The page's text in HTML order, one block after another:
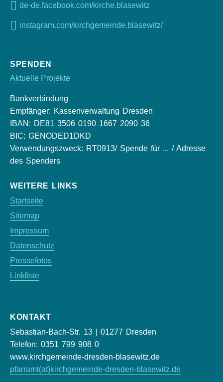
de-de.facebook.com/kirche.blasewitz
instagram.com/kirchgemeinde.blasewitz/
SPENDEN
Aktuelle Projekte
Bankverbindung
Empfänger: Kassenverwaltung Dresden
IBAN: DE81 3506 0190 1667 2090 36
BIC: GENODED1DKD
Verwendungszweck: RT0913/ Spende für ... / Adresse
des Spenders
WEITERE LINKS
Startseite
Sitemap
Impressum
Datenschutz
Pressefotos
Linkliste
KONTAKT
Sebastian-Bach-Str. 13 | 01277 Dresden
Telefon: 0351 799 908 0
www.kirchgemeinde-dresden-blasewitz.de
pfarramt(at)kirchgemeinde-dresden-blasewitz.de